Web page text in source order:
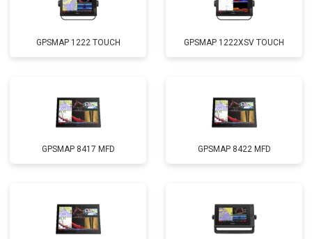
GPSMAP 1222 TOUCH GPSMAP 1222XSV TOUCH
GPSMAP 8417 MFD GPSMAP 8422 MFD